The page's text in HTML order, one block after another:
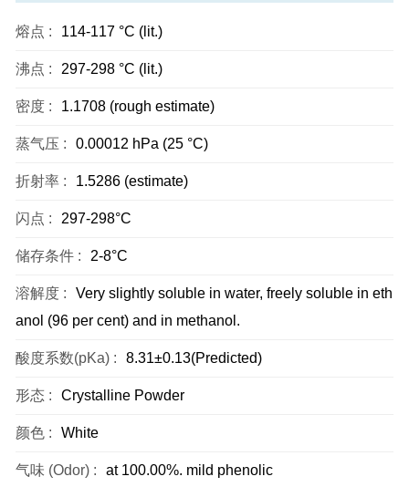
熔点 : 114-117 °C (lit.)
沸点 : 297-298 °C (lit.)
密度 : 1.1708 (rough estimate)
蒸气压 : 0.00012 hPa (25 °C)
折射率 : 1.5286 (estimate)
闪点 : 297-298°C
储存条件 : 2-8°C
溶解度 :
Very slightly soluble in water, freely soluble in eth
anol (96 per cent) and in methanol.
酸度系数(pKa) : 8.31±0.13(Predicted)
形态 : Crystalline Powder
颜色 : White
气味 (Odor) : at 100.00%. mild phenolic